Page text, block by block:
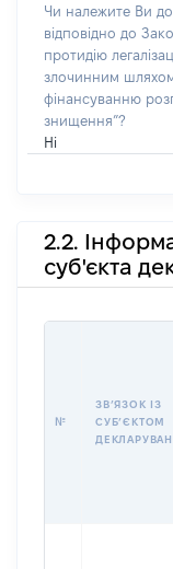
Чи належите Ви до
відповідно до
протидію
злочинним
фінансуванню
знищення”?
Ні
2.2.
суб'єкта
№
ЗВʼЯЗОК ІЗ
СУБʼЄКТОМ